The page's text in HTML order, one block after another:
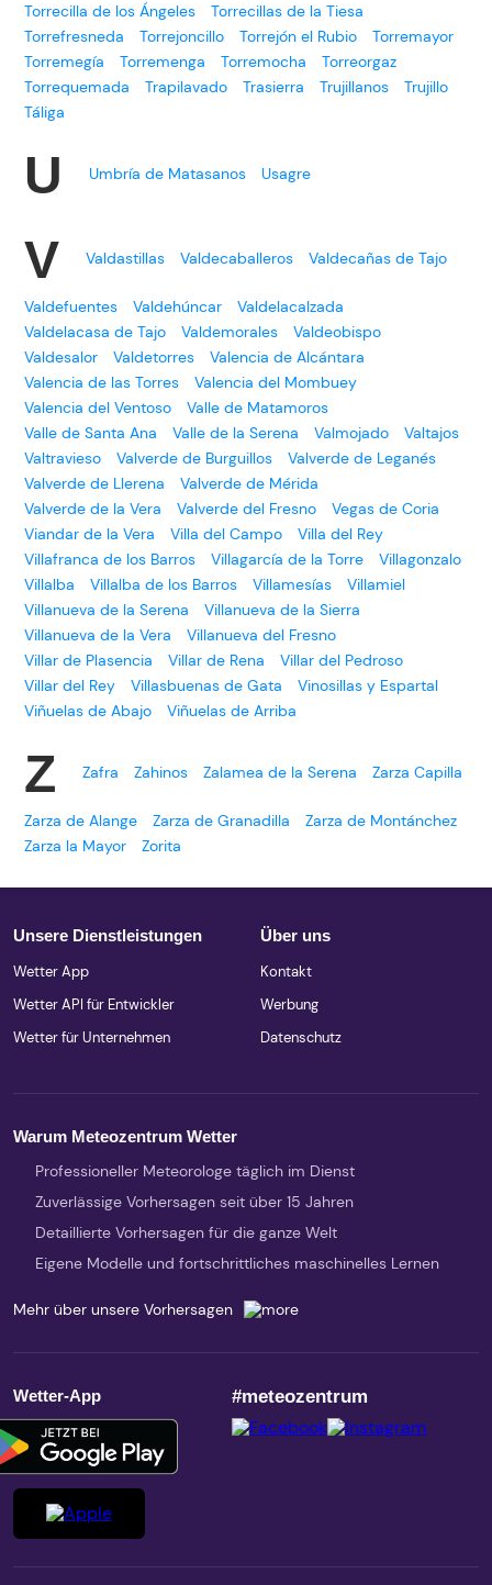
Torrecilla de los Ángeles
Torrecillas de la Tiesa
Torrefresneda
Torrejoncillo Torrejón el Rubio
Torremayor
Torremegía
Torremenga Torremocha
Torreorgaz
Torrequemada
Trapilavado Trasierra Trujillanos
Trujillo
Táliga
U Umbría de Matasanos Usagre
V Valdastillas Valdecaballeros Valdecañas de Tajo
Valdefuentes Valdehúncar
Valdelacalzada
Valdelacasa de Tajo
Valdemorales
Valdeobispo
Valdesalor
Valdetorres
Valencia de Alcántara
Valencia de las Torres
Valencia del Mombuey
Valencia del Ventoso
Valle de Matamoros
Valle de Santa Ana
Valle de la Serena Valmojado
Valtajos
Valtravieso
Valverde de Burguillos
Valverde de Leganés
Valverde de Llerena
Valverde de Mérida
Valverde de la Vera
Valverde del Fresno
Vegas de Coria
Viandar de la Vera
Villa del Campo
Villa del Rey
Villafranca de los Barros
Villagarcía de la Torre
Villagonzalo
Villalba
Villalba de los Barros Villamesías
Villamiel
Villanueva de la Serena
Villanueva de la Sierra
Villanueva de la Vera
Villanueva del Fresno
Villar de Plasencia
Villar de Rena
Villar del Pedroso
Villar del Rey
Villasbuenas de Gata
Vinosillas y Espartal
Viñuelas de Abajo
Viñuelas de Arriba
Z Zafra Zahinos Zalamea de la Serena Zarza Capilla
Zarza de Alange Zarza de Granadilla
Zarza de Montánchez
Zarza la Mayor
Zorita
Unsere Dienstleistungen
Wetter App
Wetter API für Entwickler
Wetter für Unternehmen
Über uns
Kontakt
Werbung
Datenschutz
Warum Meteozentrum Wetter
Professioneller Meteorologe täglich im Dienst
Zuverlässige Vorhersagen seit über 15 Jahren
Detaillierte Vorhersagen für die ganze Welt
Eigene Modelle und fortschrittliches maschinelles Lernen
Mehr über unsere Vorhersagen
Wetter-App #meteozentrum